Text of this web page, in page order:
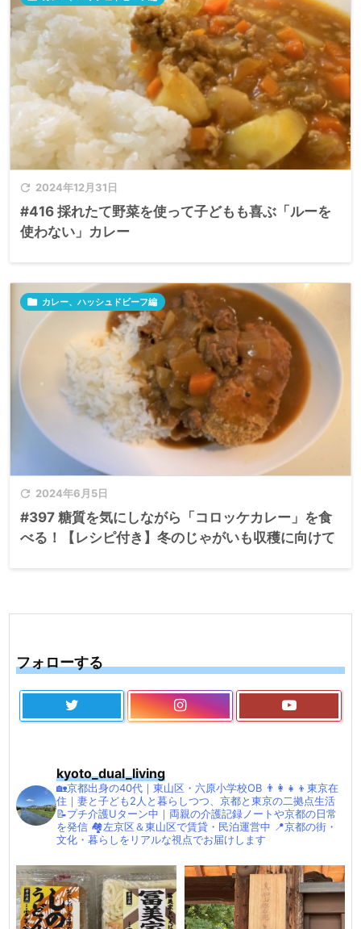
 2024年12月31日
#416 採れたて野菜を使って子どもも喜ぶ「ルーを
使わない」カレー
 2024年6月5日
 カレー、ハッシュドビーフ編
#397 糖質を気にしながら「コロッケカレー」を食
べる！【レシピ付き】冬のじゃがいも収穫に向けて
フォローする
kyoto_dual_living
🏡京都出身の40代｜東山区・六原小学校OB 👨‍👩‍👧‍👦東京在
住｜妻と子ども2人と暮らしつつ、京都と東京の二拠点生活
📝プチ介護Uターン中｜両親の介護記録ノートや京都の日常
を発信 🏘左京区＆東山区で賃貸・民泊運営中 📍京都の街・
文化・暮らしをリアルな視点でお届けします